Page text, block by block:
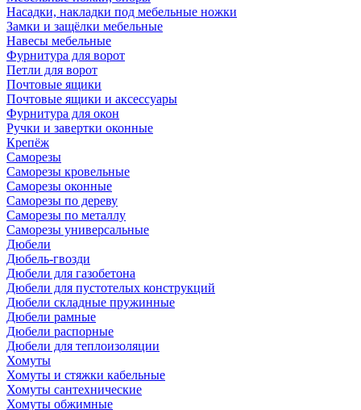
Насадки, накладки под мебельные ножки
Замки и защёлки мебельные
Навесы мебельные
Фурнитура для ворот
Петли для ворот
Почтовые ящики
Почтовые ящики и аксессуары
Фурнитура для окон
Ручки и завертки оконные
Крепёж
Саморезы
Саморезы кровельные
Саморезы оконные
Саморезы по дереву
Саморезы по металлу
Саморезы универсальные
Дюбели
Дюбель-гвозди
Дюбели для газобетона
Дюбели для пустотелых конструкций
Дюбели складные пружинные
Дюбели рамные
Дюбели распорные
Дюбели для теплоизоляции
Хомуты
Хомуты и стяжки кабельные
Хомуты сантехнические
Хомуты обжимные